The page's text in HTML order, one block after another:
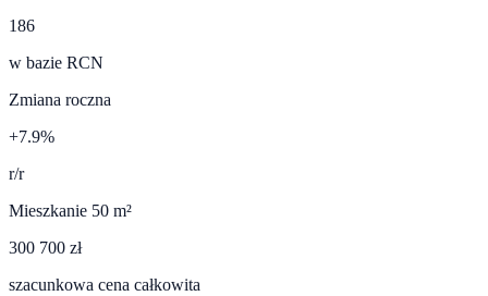
186
w bazie RCN
Zmiana roczna
+7.9%
r/r
Mieszkanie 50 m²
300 700 zł
szacunkowa cena całkowita